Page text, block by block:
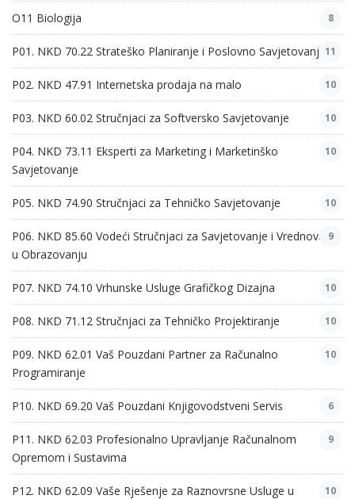
O11 Biologija 8
P01. NKD 70.22 Strateško Planiranje i Poslovno Savjetovanje11
P02. NKD 47.91 Internetska prodaja na malo 10
P03. NKD 60.02 Stručnjaci za Softversko Savjetovanje 10
P04. NKD 73.11 Eksperti za Marketing i Marketinško
Savjetovanje
10
P05. NKD 74.90 Stručnjaci za Tehničko Savjetovanje 10
P06. NKD 85.60 Vodeći Stručnjaci za Savjetovanje i Vrednovanje
u Obrazovanju
9
P07. NKD 74.10 Vrhunske Usluge Grafičkog Dizajna 10
P08. NKD 71.12 Stručnjaci za Tehničko Projektiranje 10
P09. NKD 62.01 Vaš Pouzdani Partner za Računalno
Programiranje
10
P10. NKD 69.20 Vaš Pouzdani Knjigovodstveni Servis 6
P11. NKD 62.03 Profesionalno Upravljanje Računalnom
Opremom i Sustavima
9
P12. NKD 62.09 Vaše Rješenje za Raznovrsne Usluge u
10